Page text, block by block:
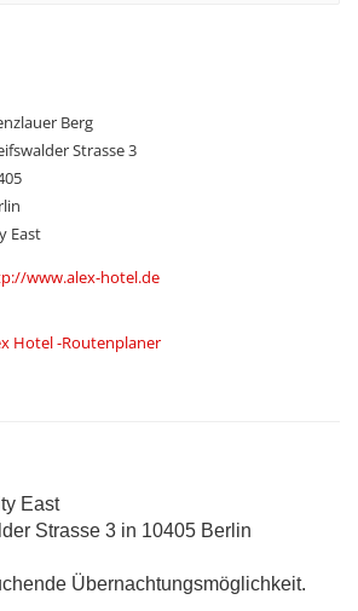
Berg
Strasse 3
East
www.alex-hotel.de
Hotel -Routenplaner
East
Strasse 3 in 10405 Berlin
Übernachtungsmöglichkeit.